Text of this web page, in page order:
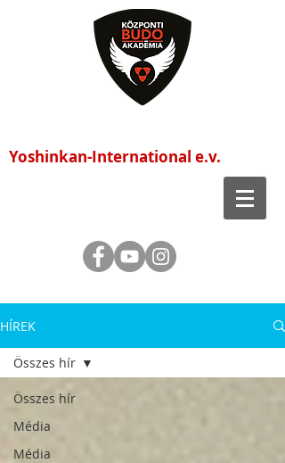
Yoshinkan-International e.v.
HÍREK
Összes hír
Média
Média
Összes hír